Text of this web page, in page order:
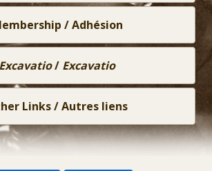
/ Adhésion
Excavatio/ Excavatio
Links / Autres liens